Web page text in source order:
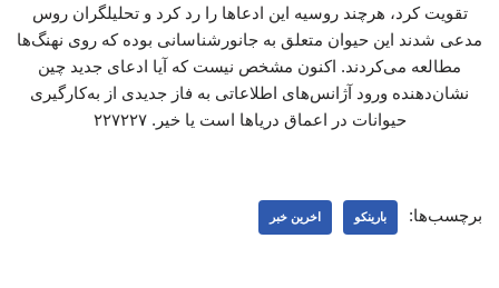
تقویت کرد، هرچند روسیه این ادعاها را رد کرد و تحلیلگران روس
مدعی شدند این حیوان متعلق به جانورشناسانی بوده که روی نهنگ‌ها
مطالعه می‌کردند. اکنون مشخص نیست که آیا ادعای جدید چین
نشان‌دهنده ورود آژانس‌های اطلاعاتی به فاز جدیدی از به‌کارگیری
حیوانات در اعماق دریاها است یا خیر. ۲۲۷۲۲۷
برچسب‌ها: بارینکو اخرین خبر